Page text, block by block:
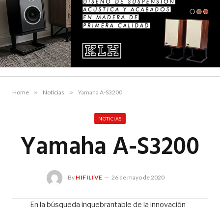
Home » Noticias » Yamaha A-S3200
NOTICIAS
Yamaha A-S3200
By HIFILIVE 26 de mayo de 2020
En la búsqueda inquebrantable de la innovación